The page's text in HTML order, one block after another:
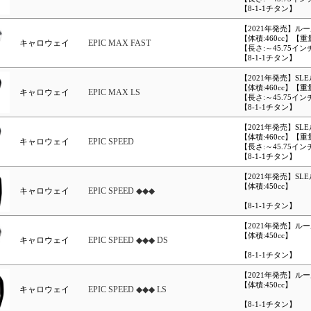
【8-1-1チタン】
キャロウェイ EPIC MAX FAST
【2021年発売】ル
【体積:460cc】【
【長さ:～45.75イン
【8-1-1チタン】
キャロウェイ EPIC MAX LS
【2021年発売】
【体積:460cc】【
【長さ:～45.75イン
【8-1-1チタン】
キャロウェイ EPIC SPEED
【2021年発売】
【体積:460cc】【
【長さ:～45.75イン
【8-1-1チタン】
キャロウェイ EPIC SPEED ◆◆◆
【2021年発売】
【体積:450cc】
【8-1-1チタン】
キャロウェイ EPIC SPEED ◆◆◆ DS
【2021年発売】ル
【体積:450cc】
【8-1-1チタン】
キャロウェイ EPIC SPEED ◆◆◆ LS
【2021年発売】ル
【体積:450cc】
【8-1-1チタン】